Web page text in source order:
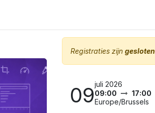
Registraties zijn gesloten
09juli 2026
09:00
17:00
Europe/Brussels